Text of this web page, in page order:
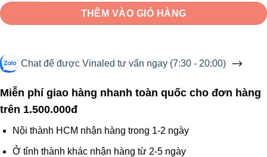
THÊM VÀO GIỎ HÀNG
Chat để được Vinaled tư vấn ngay (7:30 - 20:00)
Miễn phí giao hàng nhanh toàn quốc cho đơn hàng
trên 1.500.000đ
Nội thành HCM nhận hàng trong 1-2 ngày
Ở tỉnh thành khác nhận hàng từ 2-5 ngày